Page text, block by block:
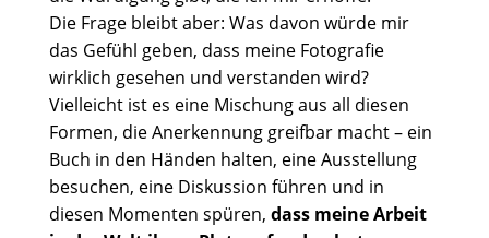
Die Frage bleibt aber: Was davon würde mir
das Gefühl geben, dass meine Fotografie
wirklich gesehen und verstanden wird?
Vielleicht ist es eine Mischung aus all diesen
Formen, die Anerkennung greifbar macht – ein
Buch in den Händen halten, eine Ausstellung
besuchen, eine Diskussion führen und in
diesen Momenten spüren, dass meine Arbeit